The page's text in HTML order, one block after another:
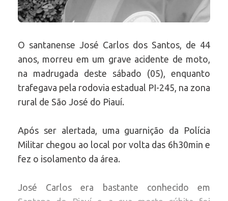
O santanense José Carlos dos Santos, de 44
anos, morreu em um grave acidente de moto,
na madrugada deste sábado (05), enquanto
trafegava pela rodovia estadual PI-245, na zona
rural de São José do Piauí.
Após ser alertada, uma guarnição da Polícia
Militar chegou ao local por volta das 6h30min e
fez o isolamento da área.
José Carlos era bastante conhecido em